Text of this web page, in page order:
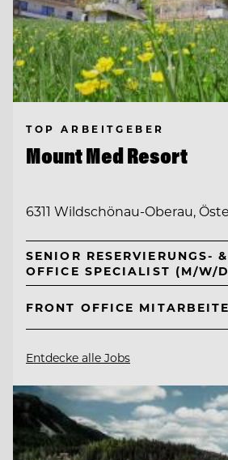
TOP ARBEITGEBER
Mount Med Resort
6311 Wildschönau-Oberau,
SENIOR RESERVIERUNGS-
OFFICE SPECIALIST (M/W/
FRONT OFFICE
Entdecke alle Jobs